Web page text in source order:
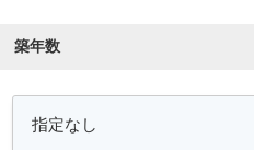
築年数